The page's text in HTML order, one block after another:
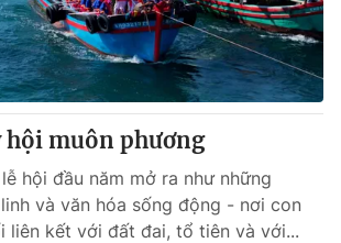
hội muôn phương
hội đầu năm mở ra như những
và văn hóa sống động - nơi con
liên kết với đất đai, tổ tiên và với...